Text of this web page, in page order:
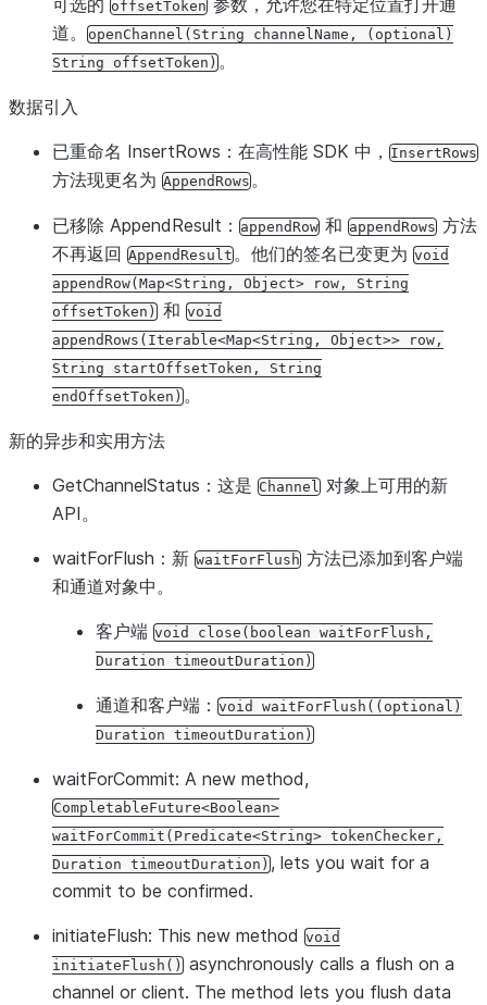
可选的 offsetToken 参数，允许您在特定位置打开通
道。
openChannel(String channelName,
(optional)
String
offsetToken) 。
数据引入
已重命名 InsertRows ：在高性能 SDK 中， InsertRows
方法现更名为 AppendRows。
已移除 AppendResult ： appendRow 和 appendRows 方法
不再返回 AppendResult。他们的签名已变更为 void
appendRow(Map<String,
Object> row,
String
offsetToken) 和 void
appendRows(Iterable<Map<String,
Object>>
row,
String
startOffsetToken,
String
endOffsetToken) 。
新的异步和实用方法
GetChannelStatus ：这是 Channel 对象上可用的新
API。
waitForFlush ：新 waitForFlush 方法已添加到客户端
和通道对象中。
客户端 void close(boolean waitForFlush,
Duration timeoutDuration)
通道和客户端： void
waitForFlush((optional)
Duration timeoutDuration)
waitForCommit: A new method,
CompletableFuture<Boolean>
waitForCommit(Predicate<String> tokenChecker,
Duration timeoutDuration) , lets you wait for a
commit to be confirmed.
initiateFlush: This new method void
initiateFlush() asynchronously calls a flush on a
channel or client. The method lets you flush data